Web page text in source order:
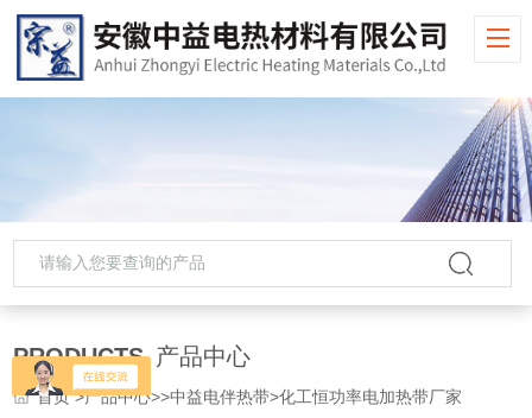
PRODUCTS 产品中心
首页>产品中心>>中益电伴热带>化工恒功率电加热带厂家